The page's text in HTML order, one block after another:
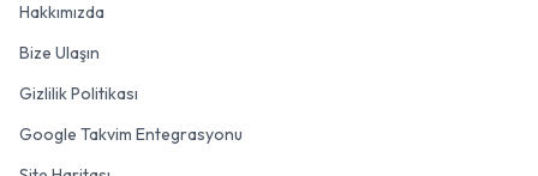
Hakkımızda
Bize Ulaşın
Gizlilik Politikası
Google Takvim Entegrasyonu